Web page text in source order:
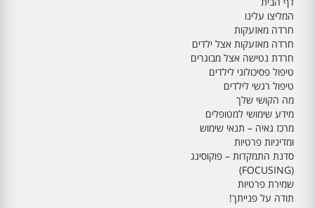
המליצו עלינו
חרדה מאזעקות
חרדה מאזעקות אצל ילדים
חרדת נטישה אצל מבוגרים
טיפול פסיכולוגי לילדים
טיפול רגשי לילדים
מה הקושי שלך
מידע שימושי למטופלים
מרכז גאיה – תנאי שימוש
ומדיניות פרטיות
סדנת התמקדות – פוקוסינג
(FOCUSING)
שמירת פרטיות
תודה על פנייתך!